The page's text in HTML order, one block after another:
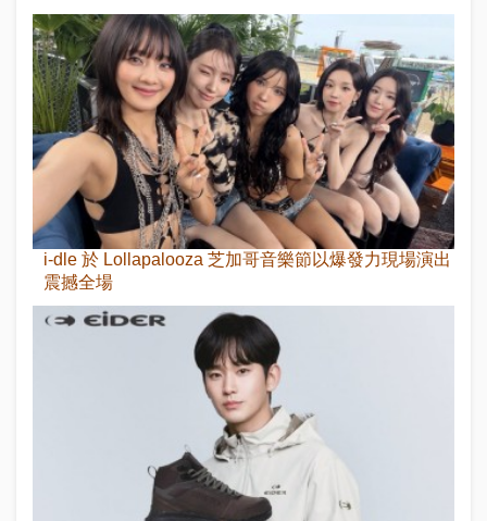
i-dle 於 Lollapalooza 芝加哥音樂節以爆發力現場演出
震撼全場